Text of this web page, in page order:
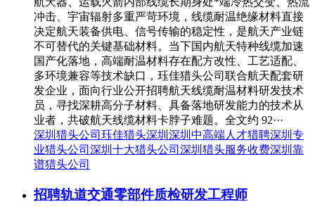
冲击、宇宙辐射多重严苛环境，线缆耐温绝缘材料直接
决定航天装备供电、信号传输的稳定性，是航天产业链
不可替代的关键基础材料。当下国内航天特种线缆加速
国产化落地，高端耐温材料存在配方改性、工艺适配、
多环境兼容等技术缺口，珏佳猎头公司联合航天配套研
发企业，面向行业公开招聘航天线缆耐温材料研发技术
员，寻找深耕高分子材料、具备落地研发能力的技术从
业者，共破航天线缆材料卡脖子难题。全文约 92···
深圳猎头公司 珏佳猎头深圳 深圳中高端人才猎聘深圳专
业猎头公司 深圳十大猎头公司 深圳猎头服务收费深圳靠
谱猎头公司
招聘轨道交通零部件质检研发工程师